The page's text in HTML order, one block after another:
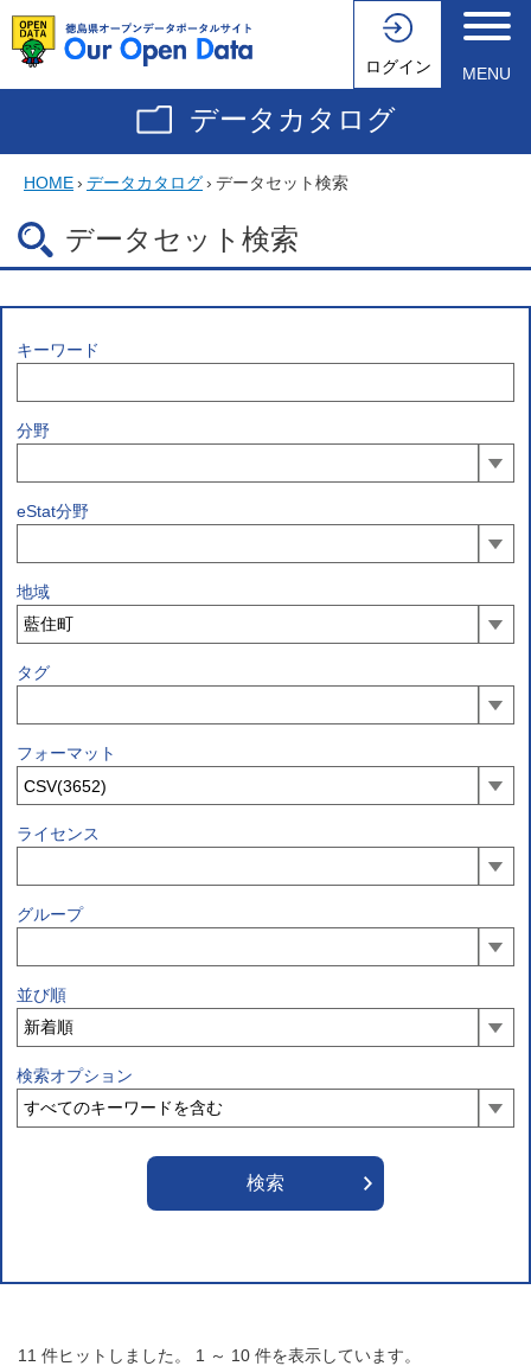
ログイン MENU
データカタログ
HOME› データカタログ› データセット検索
データセット検索
キーワード
分野
eStat分野
地域
タグ
フォーマット
ライセンス
グループ
並び順
検索オプション
11 件ヒットしました。 1 ～ 10 件を表示しています。